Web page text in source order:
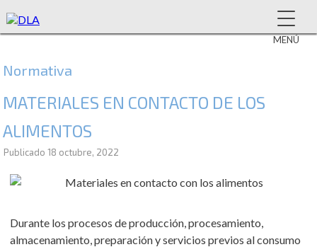
Normativa
MATERIALES EN CONTACTO DE LOS
ALIMENTOS
Publicado 18 octubre, 2022
Durante los procesos de producción, procesamiento,
almacenamiento, preparación y servicios previos al consumo
MENÚ